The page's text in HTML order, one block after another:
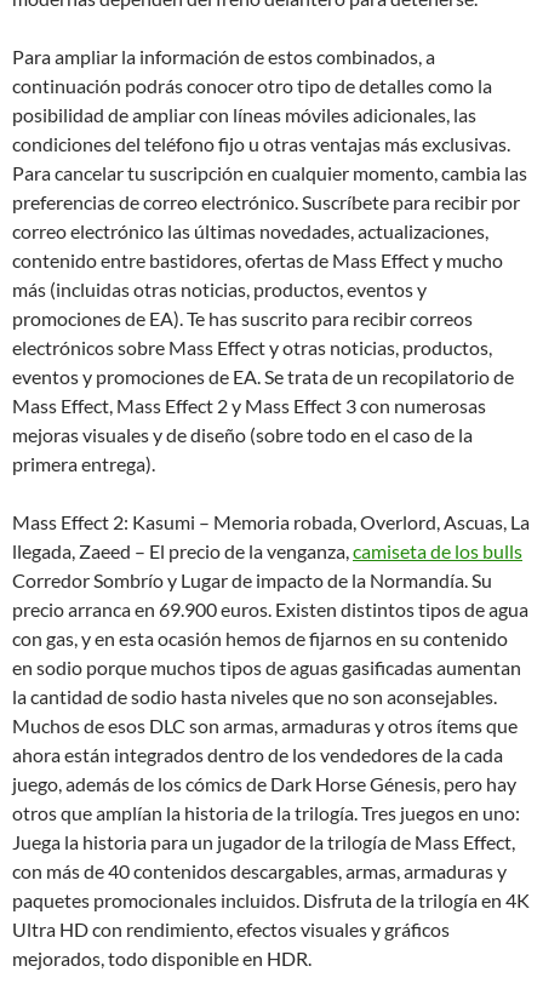
Para ampliar la información de estos combinados, a
continuación podrás conocer otro tipo de detalles como la
posibilidad de ampliar con líneas móviles adicionales, las
condiciones del teléfono fijo u otras ventajas más exclusivas.
Para cancelar tu suscripción en cualquier momento, cambia las
preferencias de correo electrónico. Suscríbete para recibir por
correo electrónico las últimas novedades, actualizaciones,
contenido entre bastidores, ofertas de Mass Effect y mucho
más (incluidas otras noticias, productos, eventos y
promociones de EA). Te has suscrito para recibir correos
electrónicos sobre Mass Effect y otras noticias, productos,
eventos y promociones de EA. Se trata de un recopilatorio de
Mass Effect, Mass Effect 2 y Mass Effect 3 con numerosas
mejoras visuales y de diseño (sobre todo en el caso de la
primera entrega).
Mass Effect 2: Kasumi – Memoria robada, Overlord, Ascuas, La
llegada, Zaeed – El precio de la venganza,camiseta de los bulls
Corredor Sombrío y Lugar de impacto de la Normandía. Su
precio arranca en 69.900 euros. Existen distintos tipos de agua
con gas, y en esta ocasión hemos de fijarnos en su contenido
en sodio porque muchos tipos de aguas gasificadas aumentan
la cantidad de sodio hasta niveles que no son aconsejables.
Muchos de esos DLC son armas, armaduras y otros ítems que
ahora están integrados dentro de los vendedores de la cada
juego, además de los cómics de Dark Horse Génesis, pero hay
otros que amplían la historia de la trilogía. Tres juegos en uno:
Juega la historia para un jugador de la trilogía de Mass Effect,
con más de 40 contenidos descargables, armas, armaduras y
paquetes promocionales incluidos. Disfruta de la trilogía en 4K
Ultra HD con rendimiento, efectos visuales y gráficos
mejorados, todo disponible en HDR.